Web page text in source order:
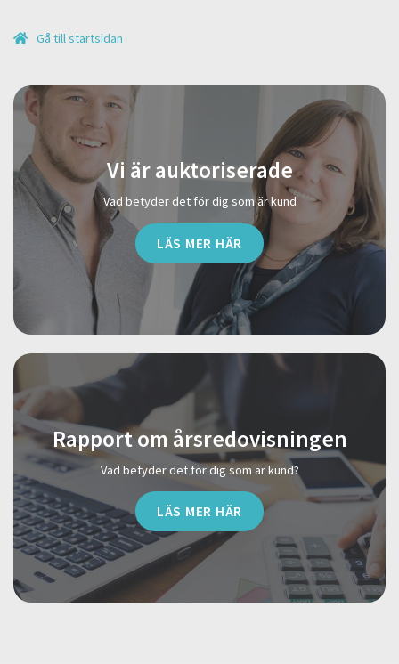
Gå till startsidan
Vi är auktoriserade
Vad betyder det för dig som är kund
LÄS MER HÄR
Rapport om årsredovisningen
Vad betyder det för dig som är kund?
LÄS MER HÄR